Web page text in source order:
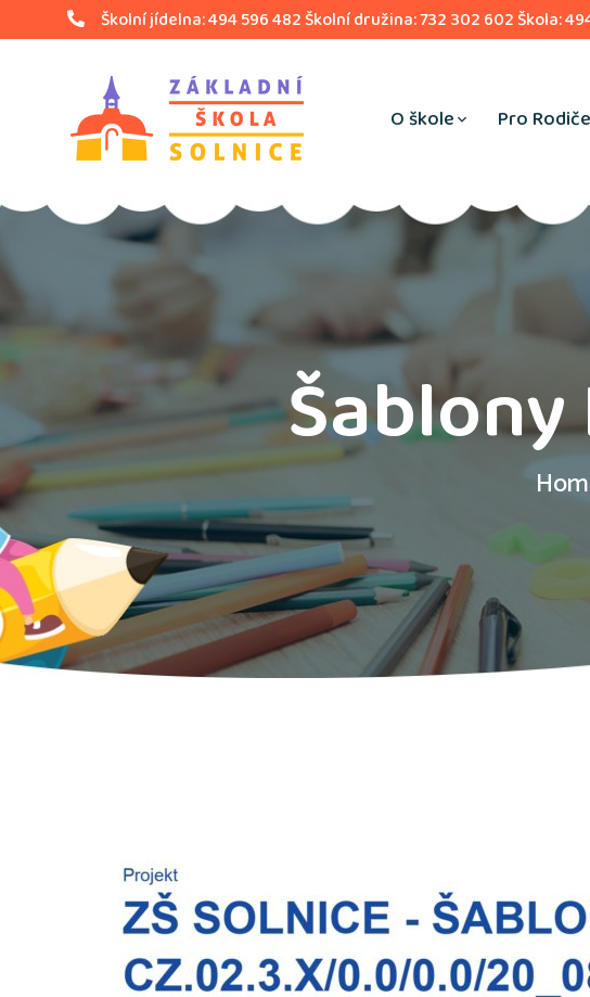
Školní jídelna: 494 596 482 Školní družina: 732 302 602 Škola:
O škole Pro
Šablony